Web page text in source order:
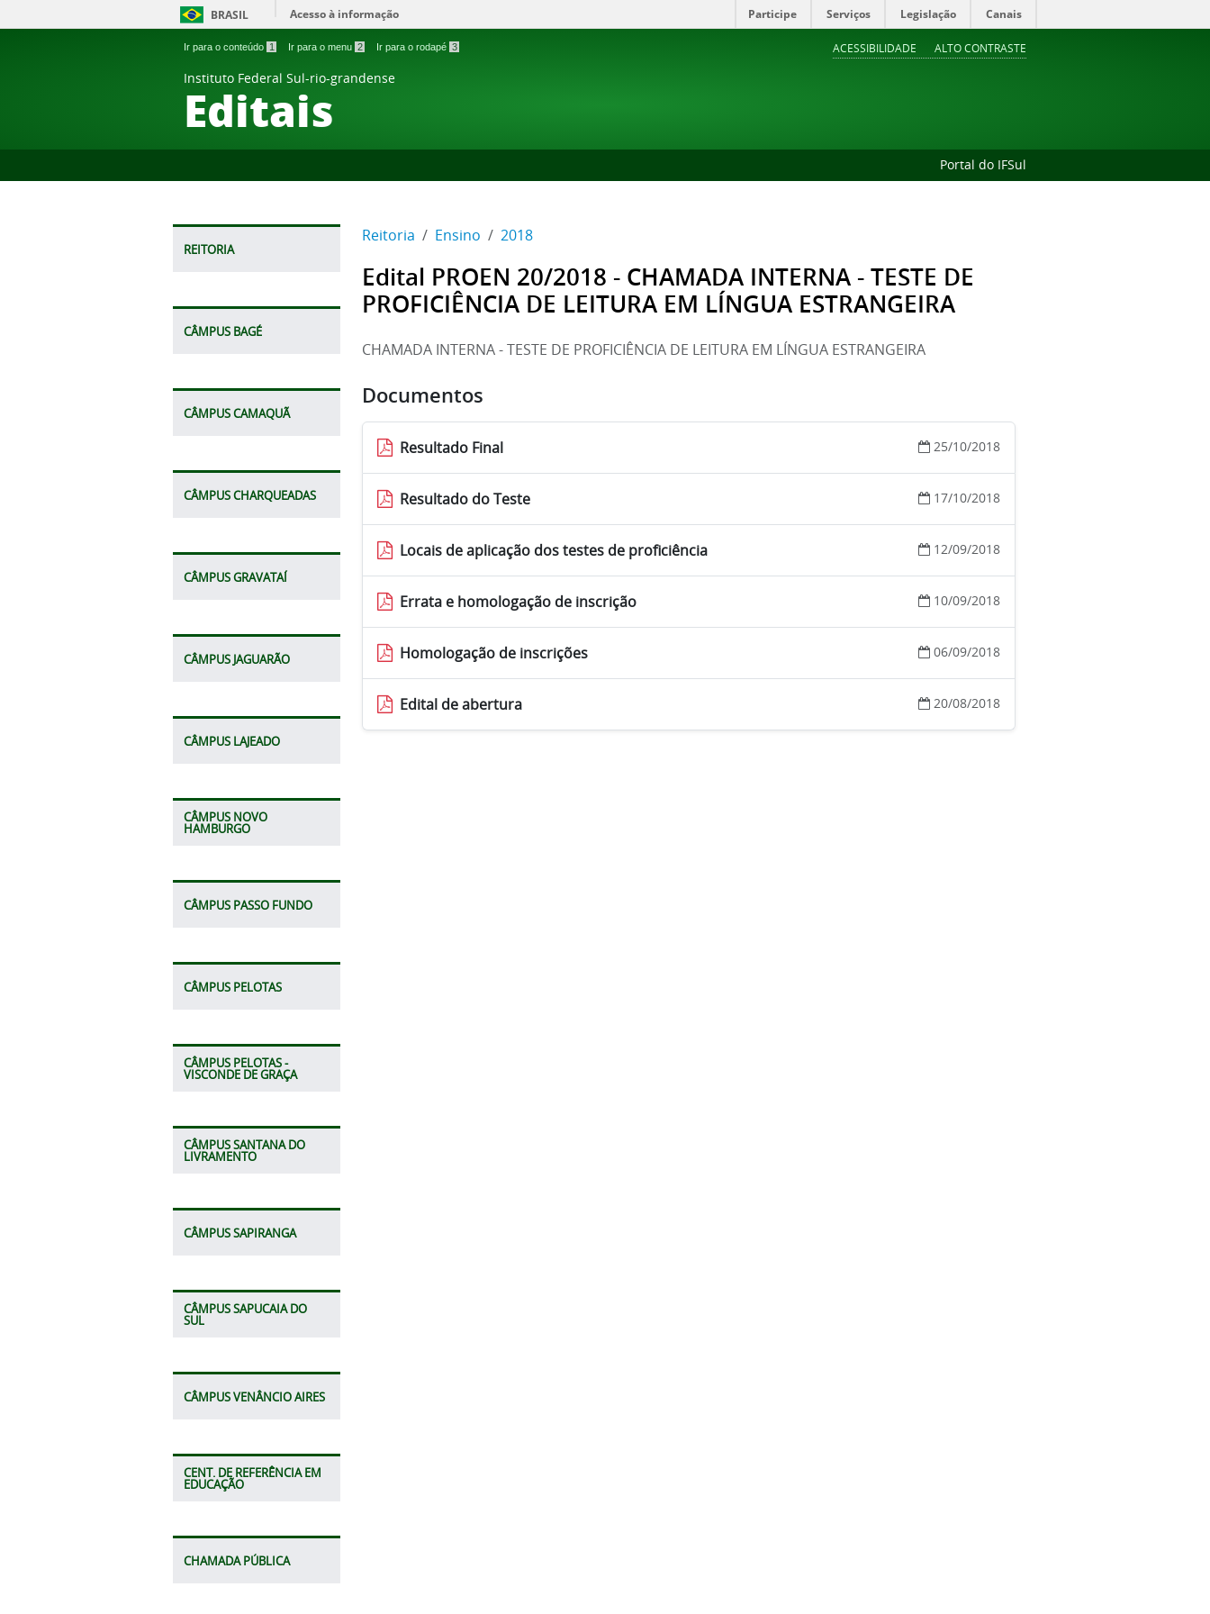
BRASIL Acesso à informação Participe Serviços Legislação Canais
Ir para o conteúdo 1 Ir para o menu 2 Ir para o rodapé 3 ACESSIBILIDADE ALTO CONTRASTE
Instituto Federal Sul-rio-grandense
Editais
Portal do IFSul
REITORIA
CÂMPUS BAGÉ
CÂMPUS CAMAQUÃ
CÂMPUS CHARQUEADAS
CÂMPUS GRAVATAÍ
CÂMPUS JAGUARÃO
CÂMPUS LAJEADO
CÂMPUS NOVO
HAMBURGO
CÂMPUS PASSO FUNDO
CÂMPUS PELOTAS
CÂMPUS PELOTAS -
VISCONDE DE GRAÇA
CÂMPUS SANTANA DO
LIVRAMENTO
CÂMPUS SAPIRANGA
CÂMPUS SAPUCAIA DO
SUL
CÂMPUS VENÂNCIO AIRES
CENT. DE REFERÊNCIA EM
EDUCAÇÃO
CHAMADA PÚBLICA
Reitoria Ensino 2018
Edital PROEN 20/2018 - CHAMADA INTERNA - TESTE DE
PROFICIÊNCIA DE LEITURA EM LÍNGUA ESTRANGEIRA
CHAMADA INTERNA - TESTE DE PROFICIÊNCIA DE LEITURA EM LÍNGUA ESTRANGEIRA
Documentos
Resultado Final 25/10/2018
Resultado do Teste 17/10/2018
Locais de aplicação dos testes de proficiência 12/09/2018
Errata e homologação de inscrição 10/09/2018
Homologação de inscrições 06/09/2018
Edital de abertura 20/08/2018